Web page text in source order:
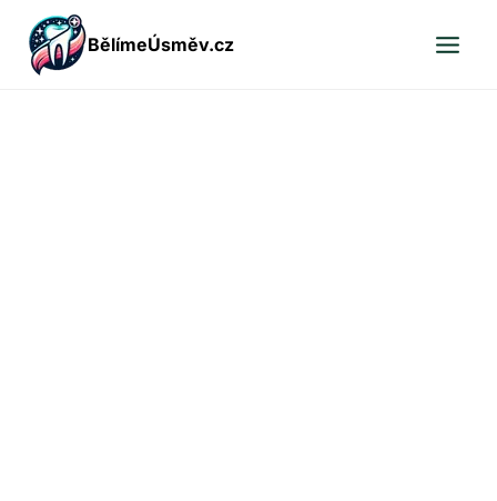
Přeskočit
obsah
BělímeÚsměv.cz